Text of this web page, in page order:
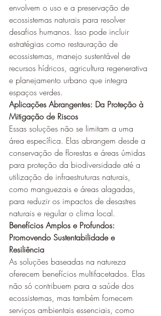
envolvem o uso e a preservação de
ecossistemas naturais para resolver
desafios humanos. Isso pode incluir
estratégias como restauração de
ecossistemas, manejo sustentável de
recursos hídricos, agricultura regenerativa
e planejamento urbano que integra
espaços verdes.
Aplicações Abrangentes: Da Proteção à
Mitigação de Riscos
Essas soluções não se limitam a uma
área específica. Elas abrangem desde a
conservação de florestas e áreas úmidas
para proteção da biodiversidade até a
utilização de infraestruturas naturais,
como manguezais e áreas alagadas,
para reduzir os impactos de desastres
naturais e regular o clima local.
Benefícios Amplos e Profundos:
Promovendo Sustentabilidade e
Resiliência
As soluções baseadas na natureza
oferecem benefícios multifacetados. Elas
não só contribuem para a saúde dos
ecossistemas, mas também fornecem
serviços ambientais essenciais, como